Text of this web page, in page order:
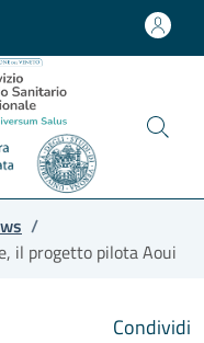
/
il progetto pilota Aoui
Condividi